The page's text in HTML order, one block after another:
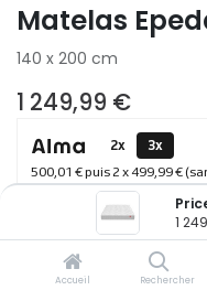
1
Accueil Rechercher
Matelas
140 x 200 cm
1 249,99 €
2x
3x
500,01 € puis 2 x 499,99 €